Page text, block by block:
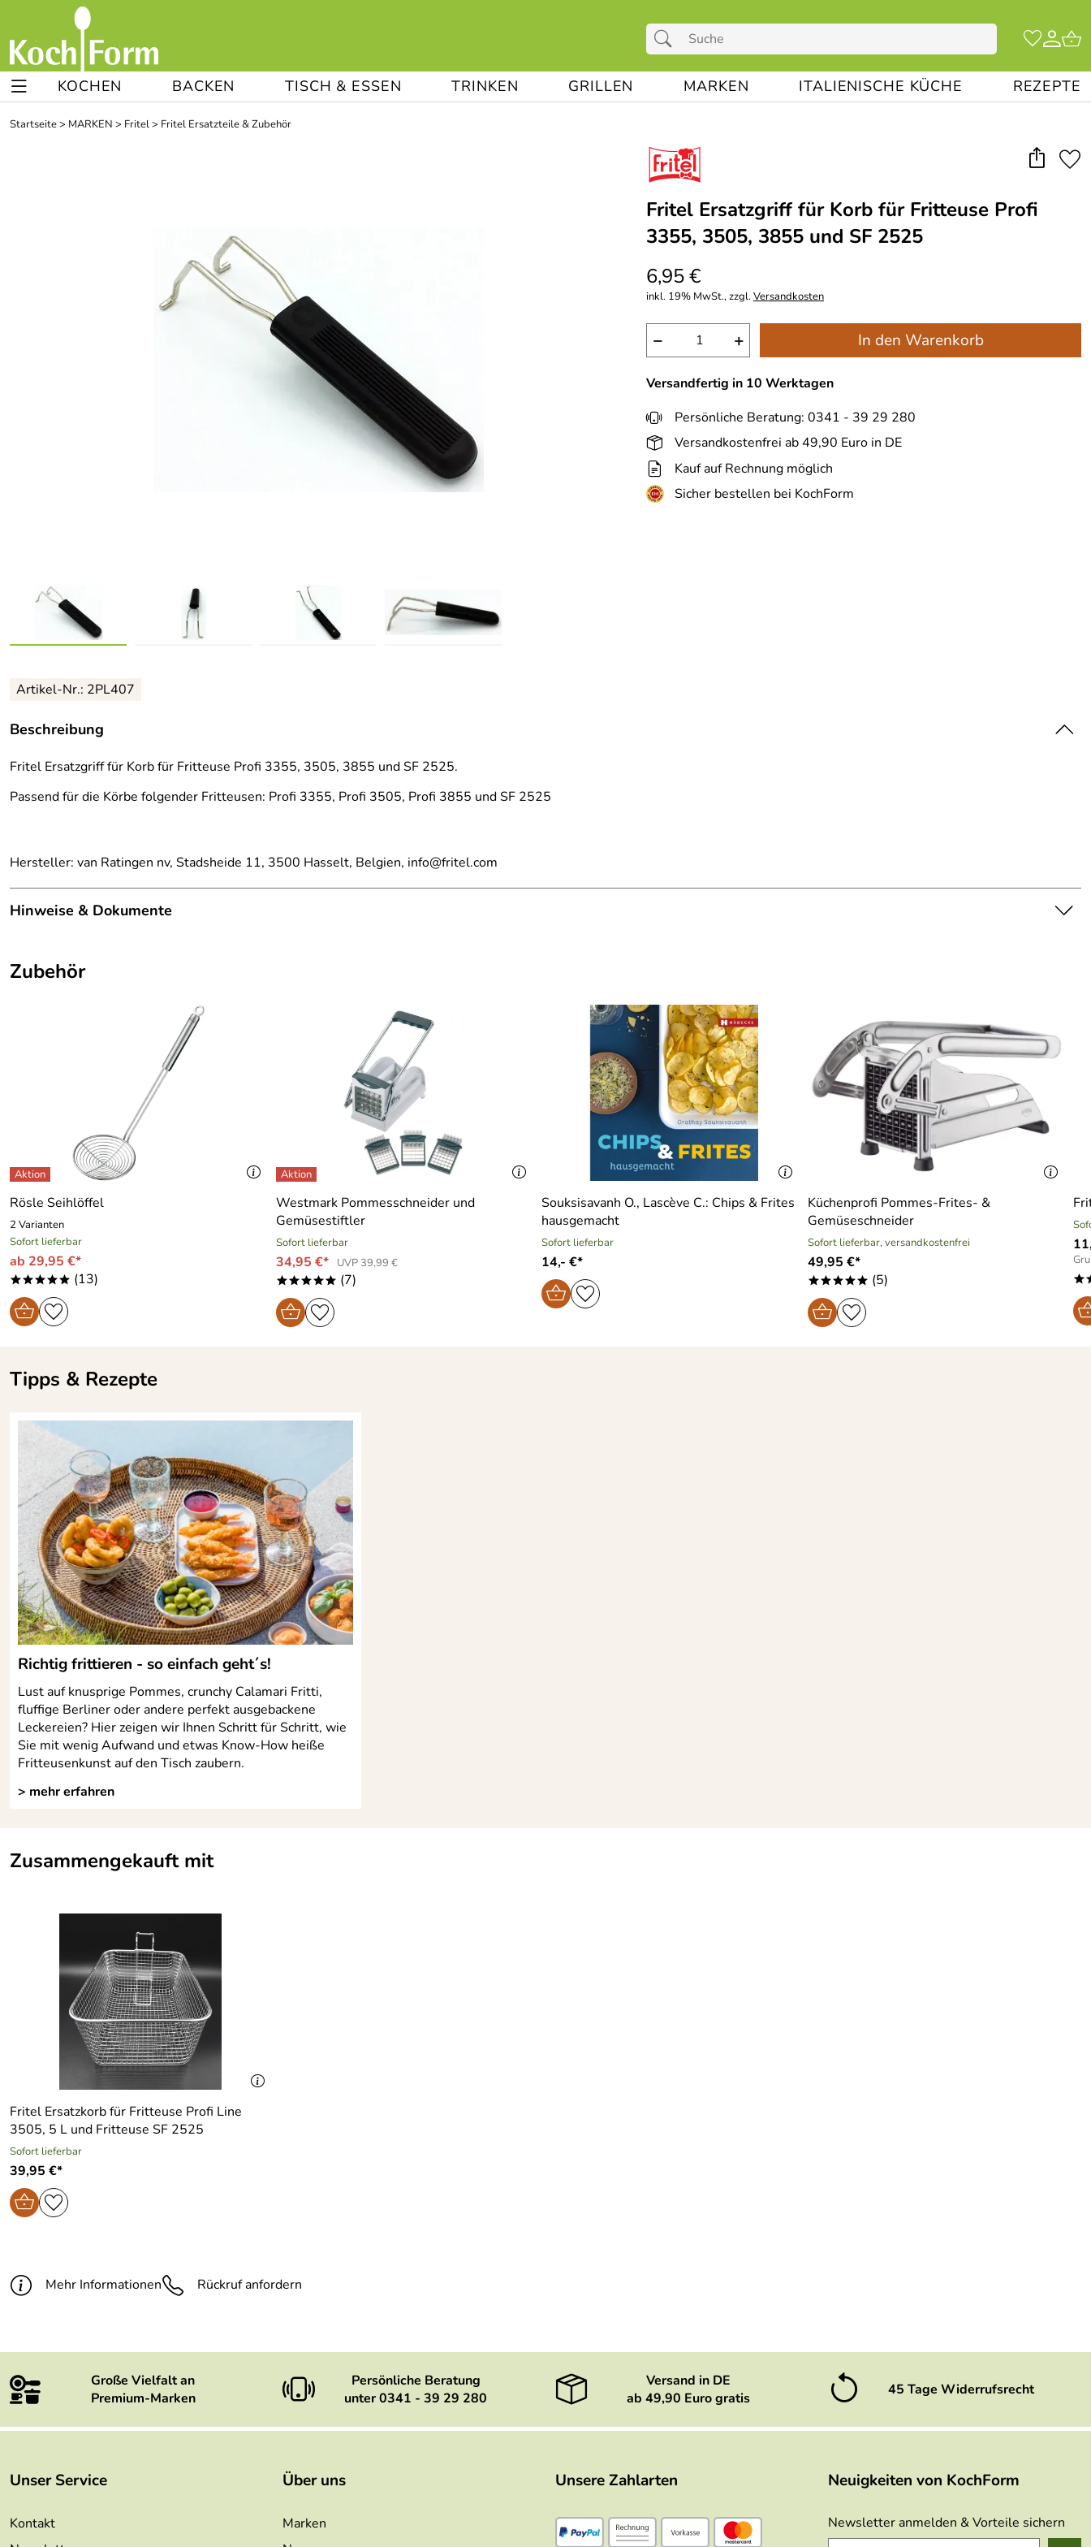
KOCHEN BACKEN TISCH & ESSEN TRINKEN GRILLEN MARKEN ITALIENISCHE KÜCHE REZEPTE
Startseite> MARKEN > Fritel> Fritel Ersatzteile & Zubehör
Fritel Ersatzgriff für Korb für Fritteuse Profi
3355, 3505, 3855 und SF 2525
6,95 €
inkl. 19% MwSt., zzgl.Versandkosten
− + In den Warenkorb
Versandfertig in 10 Werktagen
Persönliche Beratung: 0341 - 39 29 280
Versandkostenfrei ab 49,90 Euro in DE
Kauf auf Rechnung möglich
Sicher bestellen bei KochForm
Artikel-Nr.: 2PL407
Beschreibung
Fritel Ersatzgriff für Korb für Fritteuse Profi 3355, 3505, 3855 und SF 2525.
Passend für die Körbe folgender Fritteusen: Profi 3355, Profi 3505, Profi 3855 und SF 2525
Hersteller: van Ratingen nv, Stadsheide 11, 3500 Hasselt, Belgien, info@fritel.com
Hinweise & Dokumente
FAQ´s zu Fritel Fritteusen - hier finden Sie die Antworten zu den wichtigsten Fragen zum Gebrauch und der Pflege der Fritel Fritteusen
Wenn sie mehr über die Grundregeln des Frittierens wissen möchten, dann klicken Sie bitte hier.
Zubehör
Rösle Seihlöffel
2 Varianten
Sofort lieferbar
ab 29,95 €*
***** (13)
Westmark Pommesschneider und
Gemüsestiftler
Sofort lieferbar
34,95 €* UVP 39,99 €
***** (7)
Souksisavanh O., Lascève C.: Chips & Frites
hausgemacht
Sofort lieferbar
14,- €*
Küchenprofi Pommes-Frites- &
Gemüseschneider
Sofort lieferbar, versandkostenfrei
49,95 €*
***** (5)
Tipps & Rezepte
Richtig frittieren - so einfach geht´s!
Lust auf knusprige Pommes, crunchy Calamari Fritti,
fluffige Berliner oder andere perfekt ausgebackene
Leckereien? Hier zeigen wir Ihnen Schritt für Schritt, wie
Sie mit wenig Aufwand und etwas Know-How heiße
Fritteusenkunst auf den Tisch zaubern.
> mehr erfahren
Zusammengekauft mit
Fritel Ersatzkorb für Fritteuse Profi Line
3505, 5 L und Fritteuse SF 2525
Sofort lieferbar
39,95 €*
Mehr Informationen Rückruf anfordern
Große Vielfalt an
Premium-Marken
Persönliche Beratung
unter 0341 - 39 29 280
Versand in DE
ab 49,90 Euro gratis
45 Tage Widerrufsrecht
Unser Service
Kontakt
Über uns
Marken
Unsere Zahlarten Neuigkeiten von KochForm
Newsletter anmelden & Vorteile sichern